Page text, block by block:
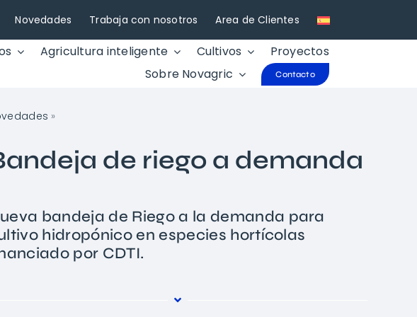
Novedades Trabaja con nosotros Area de Clientes
Agricultura inteligente Cultivos
Proyectos
Sobre Novagric
Contacto
»
de riego a demanda
bandeja de Riego a la demanda para
hidropónico en especies hortícolas
por CDTI.